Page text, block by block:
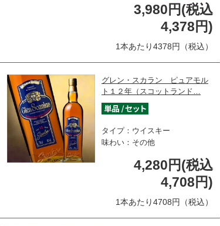
3,980円(税込
4,378円)
1本あたり4378円（税込）
グレン・スカラン ピュアモル
ト１２年（スコットランド…
タイプ：ウイスキー
味わい：その他
4,280円(税込
4,708円)
1本あたり4708円（税込）